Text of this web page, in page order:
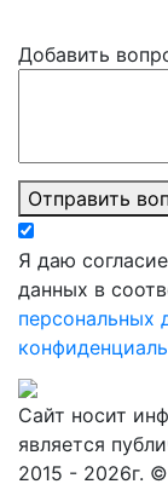
Добавить
Отправить
Я даю
данных в
персональных
Сайт носит
является
2015 - 2026г.